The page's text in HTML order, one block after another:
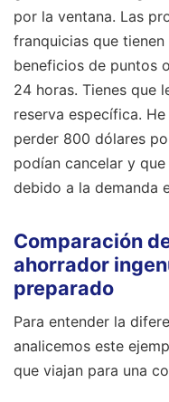
por la ventana. Las
franquicias que
beneficios de puntos
24 horas. Tienes que
reserva específica.
perder 800 dólares
podían cancelar y
debido a la demanda
Comparación
ahorrador
preparado
Para entender la
analicemos este
que viajan para una